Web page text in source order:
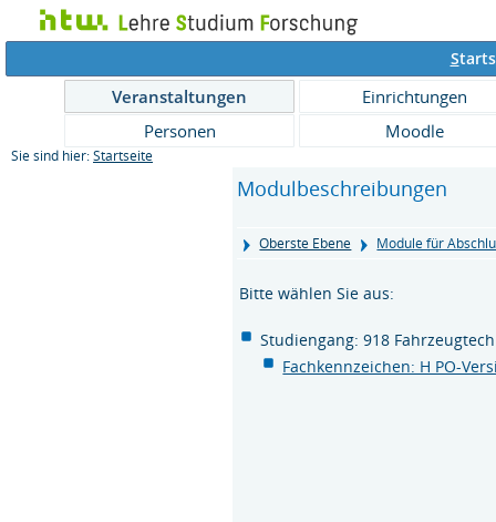
S
Veranstaltungen
Einrichtungen
Personen
Moodle
Sie sind hier: Startseite
Modulbeschreibungen
Oberste Ebene Module für
Bitte wählen Sie aus:
Studiengang: 918
Fachkennzeichen: H PO-